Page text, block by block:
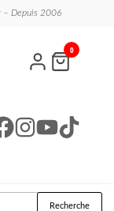
– Depuis 2006
0
Recherche